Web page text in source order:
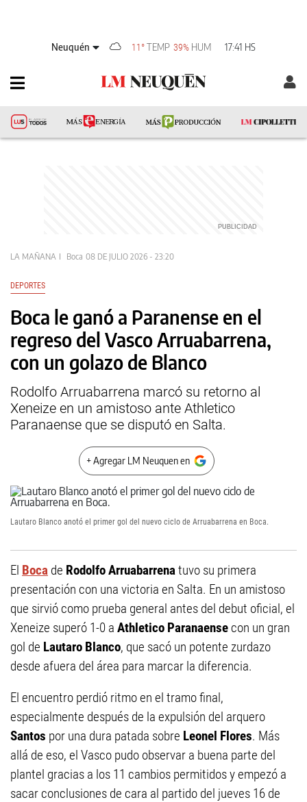
Neuquén 11° TEMP 39% HUM 17:41 HS
LA MAÑANA Boca 08 DE JULIO 2026 - 23:20
DEPORTES
Boca le ganó a Paranense en el
regreso del Vasco Arruabarrena,
con un golazo de Blanco
Rodolfo Arruabarrena marcó su retorno al
Xeneize en un amistoso ante Athletico
Paranaense que se disputó en Salta.
+ Agregar LM Neuquen en
Lautaro Blanco anotó el primer gol del nuevo ciclo de Arruabarrena en Boca.
El Boca de Rodolfo Arruabarrenatuvo su primera
presentación con una victoria en Salta. En un amistoso
que sirvió como prueba general antes del debut oficial, el
Xeneize superó 1-0 a Athletico Paranaense con un gran
gol de Lautaro Blanco, que sacó un potente zurdazo
desde afuera del área para marcar la diferencia.
El encuentro perdió ritmo en el tramo final,
especialmente después de la expulsión del arquero
Santos por una dura patada sobre Leonel Flores. Más
allá de eso, el Vasco pudo observar a buena parte del
plantel gracias a los 11 cambios permitidos y empezó a
sacar conclusiones de cara al partido del jueves 16 de